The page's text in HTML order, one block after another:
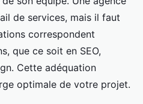
de services, mais il faut
correspondent
que ce soit en SEO,
Cette adéquation
optimale de votre projet.